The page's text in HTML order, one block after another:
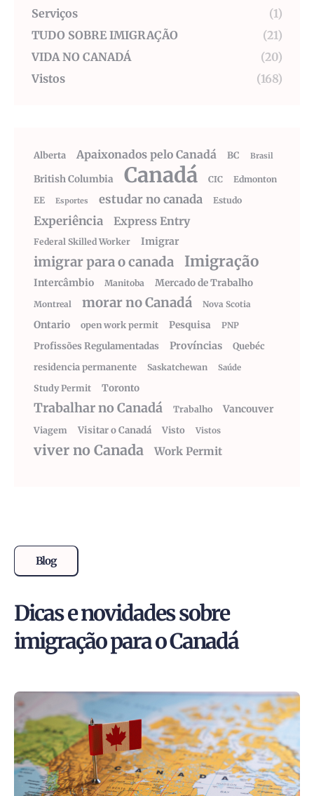
Serviços
(1)
TUDO SOBRE IMIGRAÇÃO
(21)
VIDA NO CANADÁ
(20)
Vistos
(168)
Alberta Apaixonados pelo Canadá BC Brasil
British Columbia Canadá CIC
Edmonton
EE
Esportes estudar no canada Estudo
Experiência Express Entry
Federal Skilled Worker Imigrar
imigrar para o canada Imigração
Intercâmbio Manitoba Mercado de Trabalho
Montreal morar no Canadá Nova Scotia
Ontario open work permit Pesquisa PNP
Profissões Regulamentadas Províncias
Quebéc
residencia permanente
Saskatchewan Saúde
Study Permit Toronto
Trabalhar no Canadá Trabalho Vancouver
Viagem Visitar o Canadá Visto Vistos
viver no Canada Work Permit
Blog
Dicas e novidades sobre
imigração para o Canadá